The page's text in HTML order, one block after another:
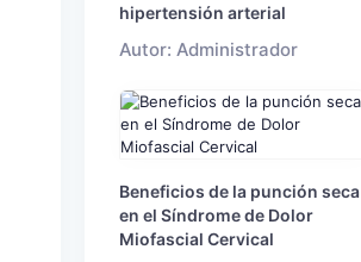
hipertensión arterial
Autor: Administrador
Beneficios de la punción seca
en el Síndrome de Dolor
Miofascial Cervical